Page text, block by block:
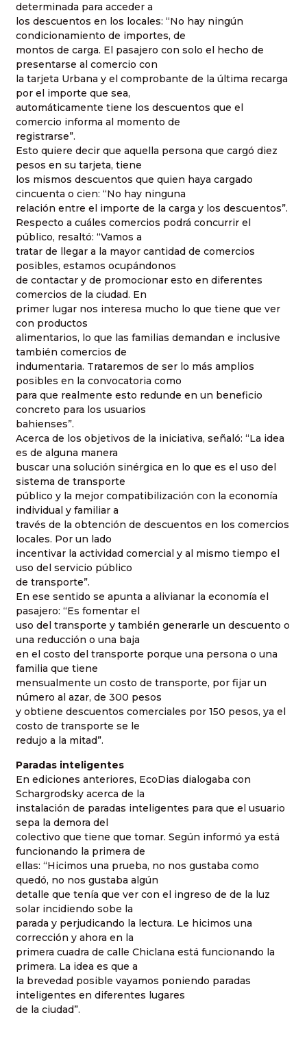
determinada para acceder a
los descuentos en los locales: “No hay ningún
condicionamiento de importes, de
montos de carga. El pasajero con solo el hecho de
presentarse al comercio con
la tarjeta Urbana y el comprobante de la última recarga
por el importe que sea,
automáticamente tiene los descuentos que el
comercio informa al momento de
registrarse”.
Esto quiere decir que aquella persona que cargó diez
pesos en su tarjeta, tiene
los mismos descuentos que quien haya cargado
cincuenta o cien: “No hay ninguna
relación entre el importe de la carga y los descuentos”.
Respecto a cuáles comercios podrá concurrir el
público, resaltó: “Vamos a
tratar de llegar a la mayor cantidad de comercios
posibles, estamos ocupándonos
de contactar y de promocionar esto en diferentes
comercios de la ciudad. En
primer lugar nos interesa mucho lo que tiene que ver
con productos
alimentarios, lo que las familias demandan e inclusive
también comercios de
indumentaria. Trataremos de ser lo más amplios
posibles en la convocatoria como
para que realmente esto redunde en un beneficio
concreto para los usuarios
bahienses”.
Acerca de los objetivos de la iniciativa, señaló: “La idea
es de alguna manera
buscar una solución sinérgica en lo que es el uso del
sistema de transporte
público y la mejor compatibilización con la economía
individual y familiar a
través de la obtención de descuentos en los comercios
locales. Por un lado
incentivar la actividad comercial y al mismo tiempo el
uso del servicio público
de transporte”.
En ese sentido se apunta a alivianar la economía el
pasajero: “Es fomentar el
uso del transporte y también generarle un descuento o
una reducción o una baja
en el costo del transporte porque una persona o una
familia que tiene
mensualmente un costo de transporte, por fijar un
número al azar, de 300 pesos
y obtiene descuentos comerciales por 150 pesos, ya el
costo de transporte se le
redujo a la mitad”.
Paradas inteligentes
En ediciones anteriores, EcoDias dialogaba con
Schargrodsky acerca de la
instalación de paradas inteligentes para que el usuario
sepa la demora del
colectivo que tiene que tomar. Según informó ya está
funcionando la primera de
ellas: “Hicimos una prueba, no nos gustaba como
quedó, no nos gustaba algún
detalle que tenía que ver con el ingreso de de la luz
solar incidiendo sobe la
parada y perjudicando la lectura. Le hicimos una
corrección y ahora en la
primera cuadra de calle Chiclana está funcionando la
primera. La idea es que a
la brevedad posible vayamos poniendo paradas
inteligentes en diferentes lugares
de la ciudad”.